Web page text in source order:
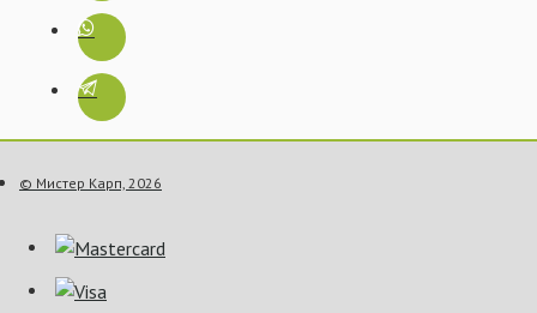
© Мистер Карп, 2026